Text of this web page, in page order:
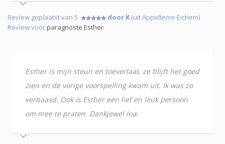
Review geplaatst van 5 door K (uit Appelterre-Eichem)
Review voorparagnoste Esther
Esther is mijn steun en toeverlaat, ze blijft het goed
zien en de vorige voorspelling kwam uit. Ik was zo
verbaasd. Ook is Esther een lief en leuk persoon
om mee te praten. Dankjewel Ina.